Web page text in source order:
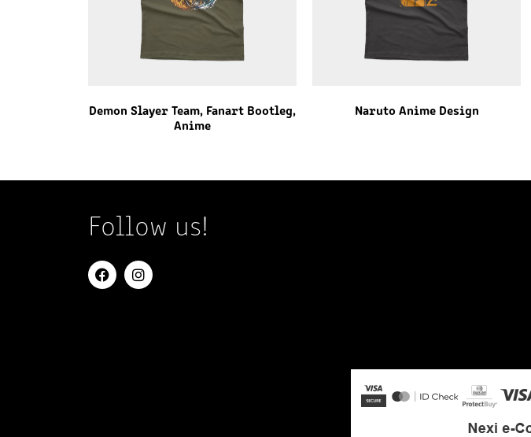
Demon Slayer Team, Fanart Bootleg,
Anime
Naruto Anime Design
Follow us!